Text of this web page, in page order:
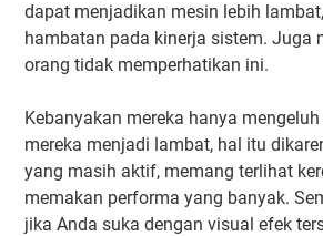
dapat menjadikan mesin lebih
hambatan pada kinerja sistem. Juga
orang tidak memperhatikan ini.
Kebanyakan mereka hanya
mereka menjadi lambat, hal itu
yang masih aktif, memang terlihat
memakan performa yang banyak.
jika Anda suka dengan visual efek